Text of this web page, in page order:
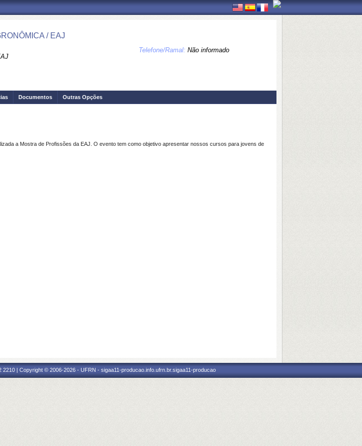
/ EAJ
Telefone/Ramal: Não informado
Documentos Outras Opções
a Mostra de Profissões da EAJ. O evento tem como objetivo apresentar nossos cursos para jovens de
| Copyright © 2006-2026 - UFRN - sigaa11-producao.info.ufrn.br.sigaa11-producao